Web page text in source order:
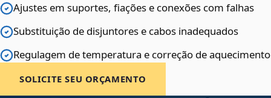
Ajustes em suportes, fiações e conexões com falhas
Substituição de disjuntores e cabos inadequados
Regulagem de temperatura e correção de aquecimento
SOLICITE SEU ORÇAMENTO